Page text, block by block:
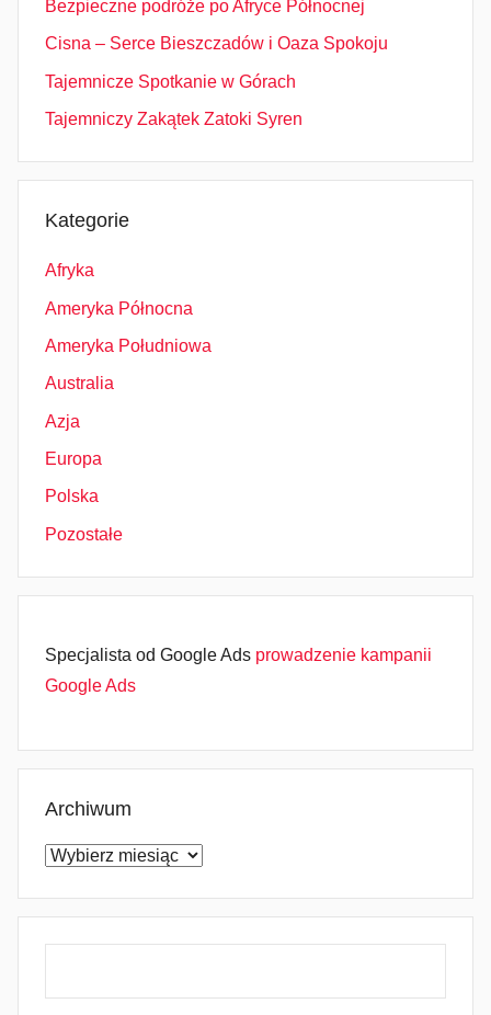
Bezpieczne podróże po Afryce Północnej
Cisna – Serce Bieszczadów i Oaza Spokoju
Tajemnicze Spotkanie w Górach
Tajemniczy Zakątek Zatoki Syren
Kategorie
Afryka
Ameryka Północna
Ameryka Południowa
Australia
Azja
Europa
Polska
Pozostałe
Specjalista od Google Ads prowadzenie kampanii
Google Ads
Archiwum
Archiwum